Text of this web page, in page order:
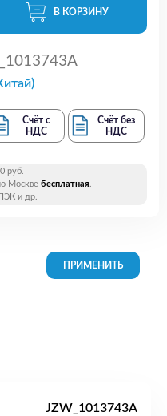
В КОРЗИНУ
Счёт с
НДС
Счёт без
НДС
руб.
Москве бесплатная.
и др.
JZW_1013743A